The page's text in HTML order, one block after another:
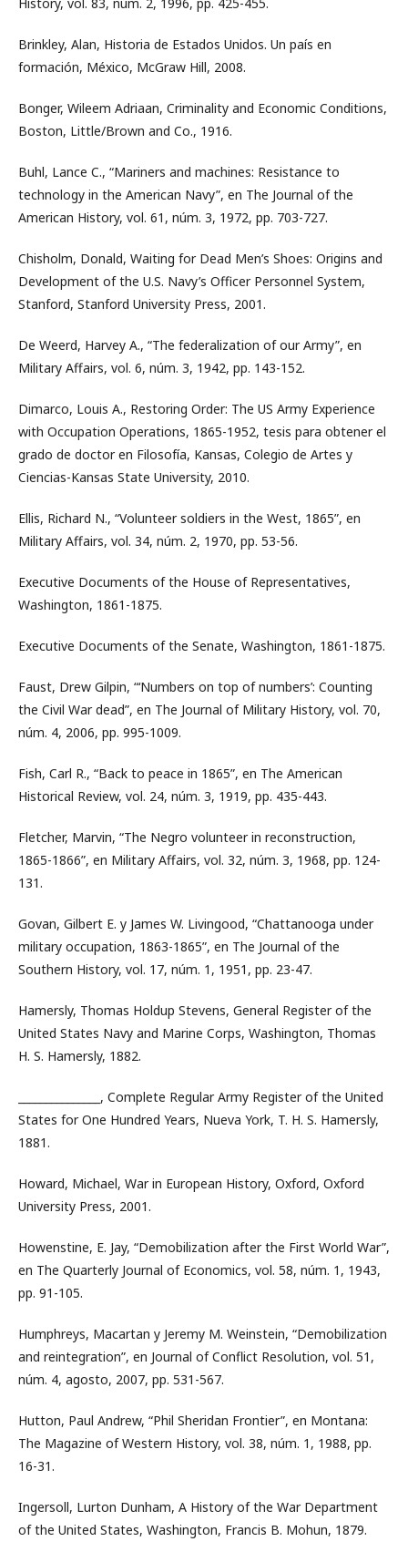
Brinkley, Alan, Historia de Estados Unidos. Un país en
formación, México, McGraw Hill, 2008.
Bonger, Wileem Adriaan, Criminality and Economic Conditions,
Boston, Little/Brown and Co., 1916.
Buhl, Lance C., “Mariners and machines: Resistance to
technology in the American Navy”, en The Journal of the
American History, vol. 61, núm. 3, 1972, pp. 703-727.
Chisholm, Donald, Waiting for Dead Men’s Shoes: Origins and
Development of the U.S. Navy’s Officer Personnel System,
Stanford, Stanford University Press, 2001.
De Weerd, Harvey A., “The federalization of our Army”, en
Military Affairs, vol. 6, núm. 3, 1942, pp. 143-152.
Dimarco, Louis A., Restoring Order: The US Army Experience
with Occupation Operations, 1865-1952, tesis para obtener el
grado de doctor en Filosofía, Kansas, Colegio de Artes y
Ciencias-Kansas State University, 2010.
Ellis, Richard N., “Volunteer soldiers in the West, 1865”, en
Military Affairs, vol. 34, núm. 2, 1970, pp. 53-56.
Executive Documents of the House of Representatives,
Washington, 1861-1875.
Executive Documents of the Senate, Washington, 1861-1875.
Faust, Drew Gilpin, “‘Numbers on top of numbers’: Counting
the Civil War dead”, en The Journal of Military History, vol. 70,
núm. 4, 2006, pp. 995-1009.
Fish, Carl R., “Back to peace in 1865”, en The American
Historical Review, vol. 24, núm. 3, 1919, pp. 435-443.
Fletcher, Marvin, “The Negro volunteer in reconstruction,
1865-1866”, en Military Affairs, vol. 32, núm. 3, 1968, pp. 124-
131.
Govan, Gilbert E. y James W. Livingood, “Chattanooga under
military occupation, 1863-1865”, en The Journal of the
Southern History, vol. 17, núm. 1, 1951, pp. 23-47.
Hamersly, Thomas Holdup Stevens, General Register of the
United States Navy and Marine Corps, Washington, Thomas
H. S. Hamersly, 1882.
_______________, Complete Regular Army Register of the United
States for One Hundred Years, Nueva York, T. H. S. Hamersly,
1881.
Howard, Michael, War in European History, Oxford, Oxford
University Press, 2001.
Howenstine, E. Jay, “Demobilization after the First World War”,
en The Quarterly Journal of Economics, vol. 58, núm. 1, 1943,
pp. 91-105.
Humphreys, Macartan y Jeremy M. Weinstein, “Demobilization
and reintegration”, en Journal of Conflict Resolution, vol. 51,
núm. 4, agosto, 2007, pp. 531-567.
Hutton, Paul Andrew, “Phil Sheridan Frontier”, en Montana:
The Magazine of Western History, vol. 38, núm. 1, 1988, pp.
16-31.
Ingersoll, Lurton Dunham, A History of the War Department
of the United States, Washington, Francis B. Mohun, 1879.